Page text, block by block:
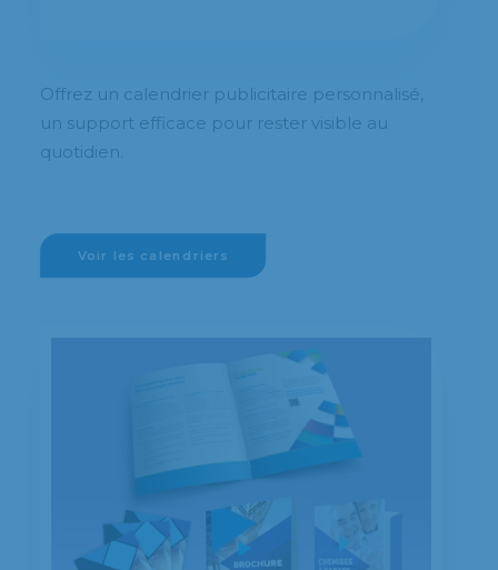
Offrez un calendrier publicitaire personnalisé,
un support efficace pour rester visible au
quotidien.
Voir les calendriers